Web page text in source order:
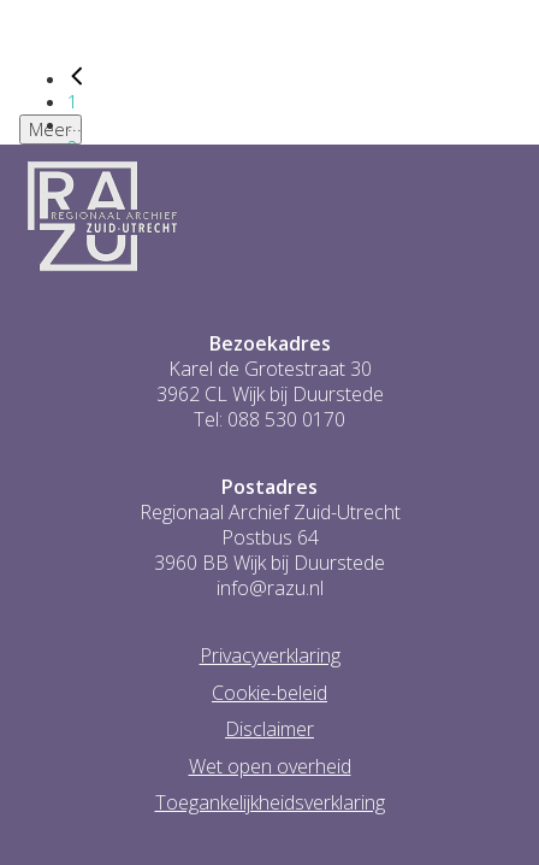
1
...
2
3
4
5
6
...
Meer
Bezoekadres
Karel de Grotestraat 30
3962 CL Wijk bij Duurstede
Tel: 088 530 0170
Postadres
Regionaal Archief Zuid-Utrecht
Postbus 64
3960 BB Wijk bij Duurstede
info@razu.nl
Privacyverklaring
Cookie-beleid
Disclaimer
Wet open overheid
Toegankelijkheidsverklaring